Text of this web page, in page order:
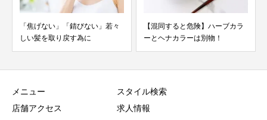
「焦げない」「錆びない」若々
しい髪を取り戻す為に
【混同すると危険】ハーブカラ
ーとヘナカラーは別物！
メニュー
店舗アクセス
スタイル検索
求人情報